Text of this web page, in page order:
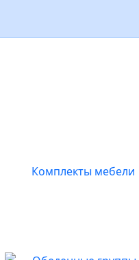
Комплекты мебели